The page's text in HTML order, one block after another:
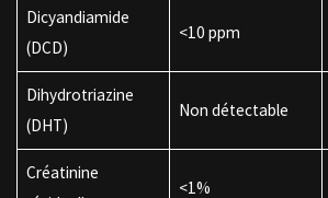
Dicyandiamide
(DCD)
<10 ppm
Dihydrotriazine
(DHT)
Non détectable
Créatinine
<1%